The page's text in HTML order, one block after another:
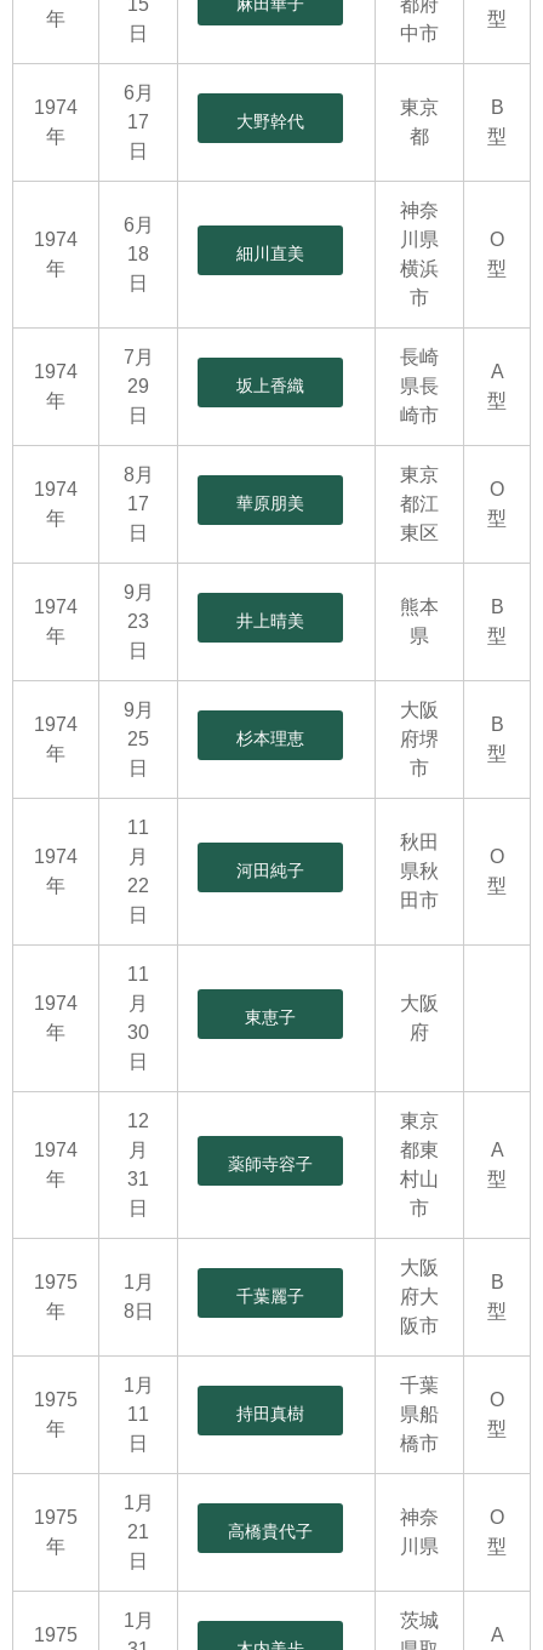
年
15
日
都府
中市
型
1974
年
6月
17
日
大野幹代
東京
都
B
型
1974
年
6月
18
日
細川直美
神奈
川県
横浜
市
O
型
1974
年
7月
29
日
坂上香織
長崎
県長
崎市
A
型
1974
年
8月
17
日
華原朋美
東京
都江
東区
O
型
1974
年
9月
23
日
井上晴美
熊本
県
B
型
1974
年
9月
25
日
杉本理恵
大阪
府堺
市
B
型
1974
年
11
月
22
日
河田純子
秋田
県秋
田市
O
型
1974
年
11
月
30
日
東恵子
大阪
府
1974
年
12
月
31
日
薬師寺容子
東京
都東
村山
市
A
型
1975
年
1月
8日
千葉麗子
大阪
府大
阪市
B
型
1975
年
1月
11
日
持田真樹
千葉
県船
橋市
O
型
1975
年
1月
21
日
高橋貴代子
神奈
川県
O
型
1975
1月
茨城
A